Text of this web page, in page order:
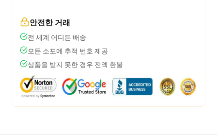
안전한 거래
전 세계 어디든 배송
모든 소포에 추적 번호 제공
상품을 받지 못한 경우 전액 환불